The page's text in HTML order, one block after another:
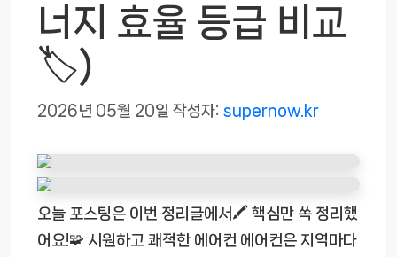
너지 효율 등급 비교
🏷️)
2026년 05월 20일 작성자: supernow.kr
오늘 포스팅은 이번 정리글에서🖍️ 핵심만 쏙 정리했
어요!🧩 시원하고 쾌적한 에어컨 에어컨은 지역마다